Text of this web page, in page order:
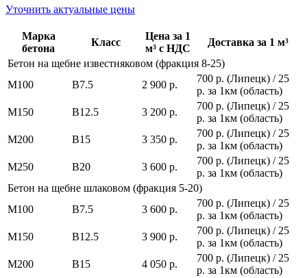
Уточнить актуальные цены
Марка
бетона
Класс
Цена за 1
м³ с НДС
Доставка за 1 м³
Бетон на щебне известняковом (фракция 8-25)
М100
В7.5 2 900 р.
700 р. (Липецк) / 25
р. за 1км (область)
М150
В12.5 3 200 р.
700 р. (Липецк) / 25
р. за 1км (область)
М200
В15 3 350 р.
700 р. (Липецк) / 25
р. за 1км (область)
М250
В20 3 600 р.
700 р. (Липецк) / 25
р. за 1км (область)
Бетон на щебне шлаковом (фракция 5-20)
М100
В7.5 3 600 р.
700 р. (Липецк) / 25
р. за 1км (область)
М150
В12.5 3 900 р.
700 р. (Липецк) / 25
р. за 1км (область)
М200
В15 4 050 р.
700 р. (Липецк) / 25
р. за 1км (область)